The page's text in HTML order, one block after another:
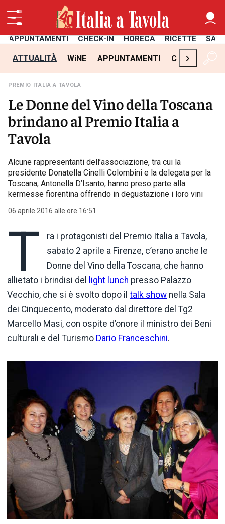
APPUNTAMENTI CHECK-IN HORECA RICETTE
ATTUALITÀ WiNE APPUNTAMENTI CHECK-IN
›
PREMIO ITALIA A TAVOLA
Le Donne del Vino della Toscana
brindano al Premio Italia a
Tavola
Alcune rappresentanti dell’associazione, tra cui la
presidente Donatella Cinelli Colombini e la delegata per la
Toscana, Antonella D’Isanto, hanno preso parte alla
kermesse fiorentina offrendo in degustazione i loro vini
06 aprile 2016 alle ore 16:51
T
ra i protagonisti del Premio Italia a Tavola,
sabato 2 aprile a Firenze, c’erano anche le
Donne del Vino della Toscana, che hanno
allietato i brindisi del
light lunch presso Palazzo
Vecchio, che si è svolto dopo il talk show nella Sala
dei Cinquecento, moderato dal direttore del Tg2
Marcello Masi, con ospite d’onore il ministro dei Beni
culturali e del Turismo Dario Franceschini.